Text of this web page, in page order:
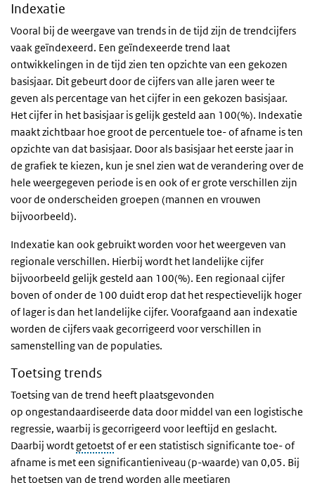
Indexatie
Vooral bij de weergave van trends in de tijd zijn de trendcijfers
vaak geïndexeerd. Een geïndexeerde trend laat
ontwikkelingen in de tijd zien ten opzichte van een gekozen
basisjaar. Dit gebeurt door de cijfers van alle jaren weer te
geven als percentage van het cijfer in een gekozen basisjaar.
Het cijfer in het basisjaar is gelijk gesteld aan 100(%). Indexatie
maakt zichtbaar hoe groot de percentuele toe- of afname is ten
opzichte van dat basisjaar. Door als basisjaar het eerste jaar in
de grafiek te kiezen, kun je snel zien wat de verandering over de
hele weergegeven periode is en ook of er grote verschillen zijn
voor de onderscheiden groepen (mannen en vrouwen
bijvoorbeeld).
Indexatie kan ook gebruikt worden voor het weergeven van
regionale verschillen. Hierbij wordt het landelijke cijfer
bijvoorbeeld gelijk gesteld aan 100(%). Een regionaal cijfer
boven of onder de 100 duidt erop dat het respectievelijk hoger
of lager is dan het landelijke cijfer. Voorafgaand aan indexatie
worden de cijfers vaak gecorrigeerd voor verschillen in
samenstelling van de populaties.
Toetsing trends
Toetsing van de trend heeft plaatsgevonden
op ongestandaardiseerde data door middel van een logistische
regressie, waarbij is gecorrigeerd voor leeftijd en geslacht.
Daarbij wordtgetoetstof er een statistisch significante toe- of
afname is met een significantieniveau (p-waarde) van 0,05. Bij
het toetsen van de trend worden alle meetjaren